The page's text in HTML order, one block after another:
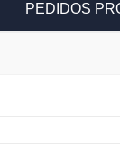
PEDIDOS